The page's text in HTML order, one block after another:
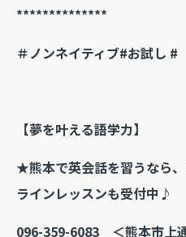
**************
＃ノンネイティブ#お試し #
【夢を叶える語学力】
★熊本で英会話を習うなら
ラインレッスンも受付中♪
096-359-6083 ＜熊本市上